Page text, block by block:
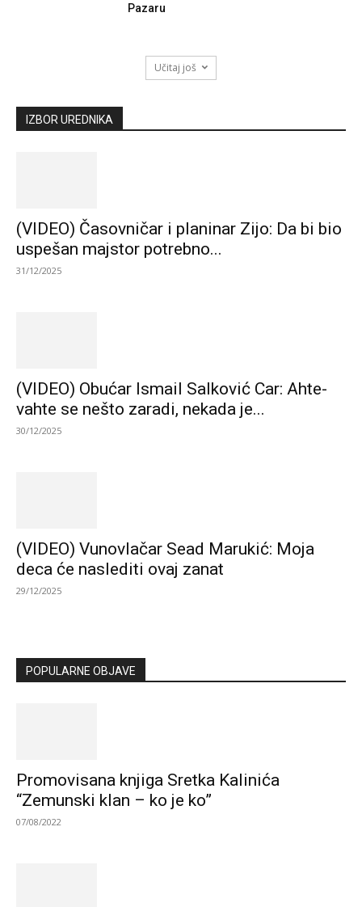
Pazaru
Učitaj još
IZBOR UREDNIKA
(VIDEO) Časovničar i planinar Zijo: Da bi bio
uspešan majstor potrebno...
31/12/2025
(VIDEO) Obućar Ismail Salković Car: Ahte-
vahte se nešto zaradi, nekada je...
30/12/2025
(VIDEO) Vunovlačar Sead Marukić: Moja
deca će naslediti ovaj zanat
29/12/2025
POPULARNE OBJAVE
Promovisana knjiga Sretka Kalinića
“Zemunski klan – ko je ko”
07/08/2022